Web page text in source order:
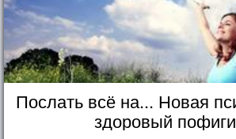
Послать всё на... Новая
здоровый